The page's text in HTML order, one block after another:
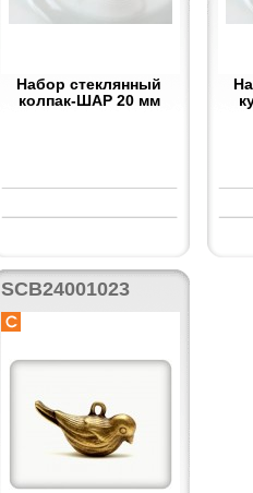
Набор стеклянный
колпак-ШАР 20 мм
SCB24001023